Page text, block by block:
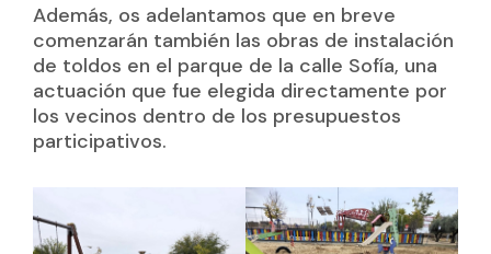
Además, os adelantamos que en breve
comenzarán también las obras de instalación
de toldos en el parque de la calle Sofía, una
actuación que fue elegida directamente por
los vecinos dentro de los presupuestos
participativos.